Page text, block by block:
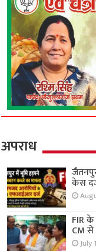
अपराध
केस
FIR के
CM से
July